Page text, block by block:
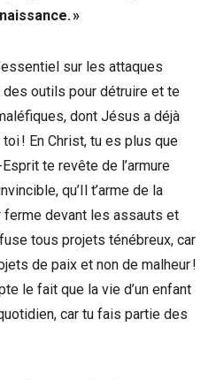
»
sur les attaques
des outils pour détruire et te
dont Jésus a déjà
! En Christ, tu es plus que
te revête de l’armure
qu’Il t’arme de la
ferme devant les assauts et
tous projets ténébreux, car
de paix et non de malheur !
le fait que la vie d’un enfant
car tu fais partie des